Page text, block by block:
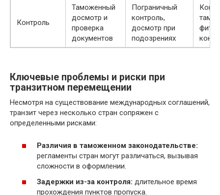
Контроль
Таможенный
досмотр и
проверка
документов
Пограничный
контроль,
досмотр при
подозрениях
Ключевые проблемы и риски при
транзитном перемещении
Несмотря на существование международных соглашений,
транзит через несколько стран сопряжен с
определенными рисками:
Различия в таможенном законодательстве:
регламенты стран могут различаться, вызывая
сложности в оформлении.
Задержки из-за контроля: длительное время
прохождения пунктов пропуска.